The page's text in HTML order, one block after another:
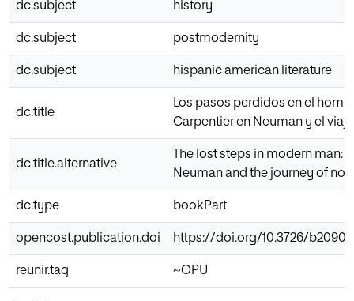
dc.subject history
dc.subject postmodernity
dc.subject hispanic american literature
dc.title
Los pasos perdidos en el
Carpentier en Neuman y el
dc.title.alternative
The lost steps in modern man:
Neuman and the journey of no
dc.type bookPart
opencost.publication.doi https://doi.org/10.3726/b20905
reunir.tag ~OPU